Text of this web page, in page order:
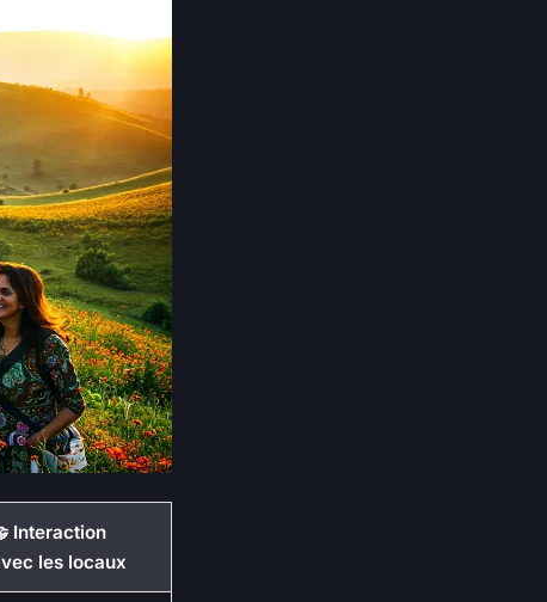
Interaction
les locaux